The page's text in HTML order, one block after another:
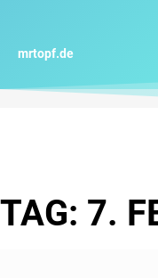
springen
mrtopf.de
TAG: 7.